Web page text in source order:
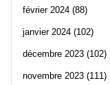
février 2024 (88)
janvier 2024 (102)
décembre 2023 (102)
novembre 2023 (111)